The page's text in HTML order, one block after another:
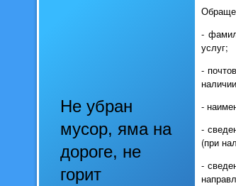
Не убран
мусор, яма на
дороге, не
горит
-
услуг;
-
-
-
(при
-